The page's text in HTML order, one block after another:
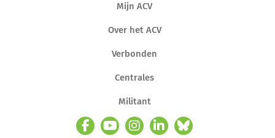
Mijn ACV
Over het ACV
Verbonden
Centrales
Militant